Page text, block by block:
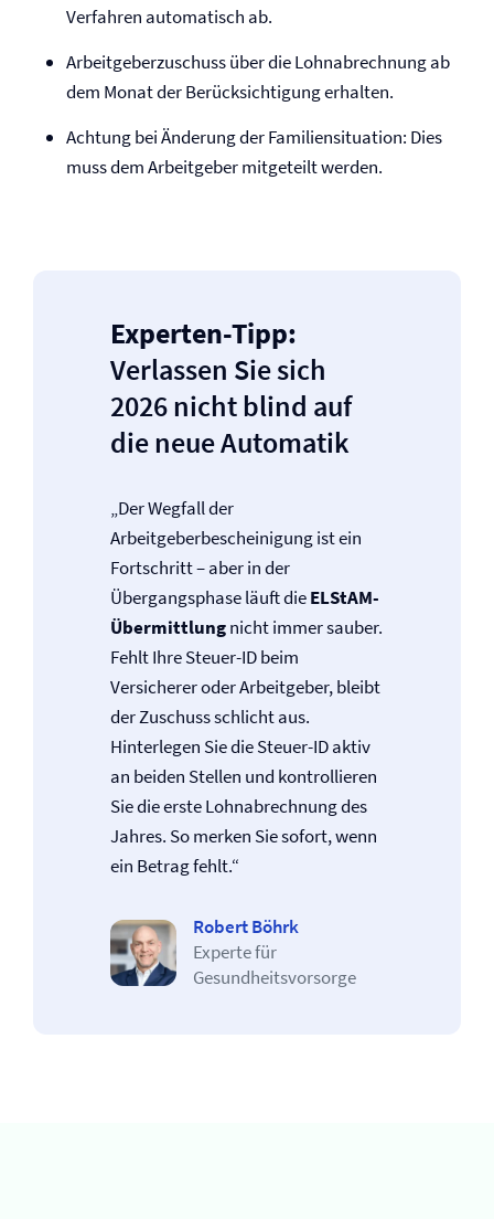
Verfahren automatisch ab.
Arbeitgeberzuschuss über die Lohnabrechnung ab
dem Monat der Berücksichtigung erhalten.
Achtung bei Änderung der Familiensituation: Dies
muss dem Arbeitgeber mitgeteilt werden.
Experten-Tipp:
Verlassen Sie sich
2026 nicht blind auf
die neue Automatik
„Der Wegfall der
Arbeitgeberbescheinigung ist ein
Fortschritt – aber in der
Übergangsphase läuft dieELStAM-
Übermittlungnicht immer sauber.
Fehlt Ihre Steuer-ID beim
Versicherer oder Arbeitgeber, bleibt
der Zuschuss schlicht aus.
Hinterlegen Sie die Steuer-ID aktiv
an beiden Stellen und kontrollieren
Sie die erste Lohnabrechnung des
Jahres. So merken Sie sofort, wenn
ein Betrag fehlt.“
Robert Böhrk
Experte für
Gesundheitsvorsorge